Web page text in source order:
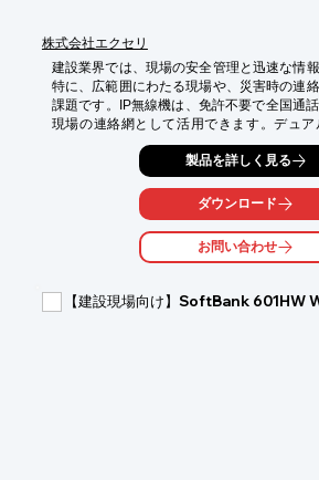
株式会社エクセリ
建設業界では、現場の安全管理と迅速な情
特に、広範囲にわたる現場や、災害時の連
課題です。IP無線機は、免許不要で全国通
現場の連絡網として活用できます。デュア
は、auとドコモ回線の両方に対応し、通信
万が一の災害時にも、予備サーバーへの切
し、現場の安全を守ります。
【活用シーン】
・建設現場での作業員間の連絡
・資材搬入や工程管理の指示
・遠隔地との情報共有
製品を詳しく見る
ダウンロード
お問い合わせ
【建設現場向け】SoftBank 601HW